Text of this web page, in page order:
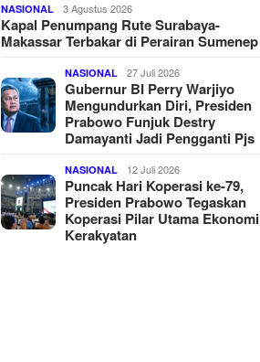
NASIONAL 3 Agustus 2026
Kapal Penumpang Rute Surabaya-
Makassar Terbakar di Perairan Sumenep
NASIONAL 27 Juli 2026
Gubernur BI Perry Warjiyo
Mengundurkan Diri, Presiden
Prabowo Funjuk Destry
Damayanti Jadi Pengganti Pjs
NASIONAL 12 Juli 2026
Puncak Hari Koperasi ke-79,
Presiden Prabowo Tegaskan
Koperasi Pilar Utama Ekonomi
Kerakyatan